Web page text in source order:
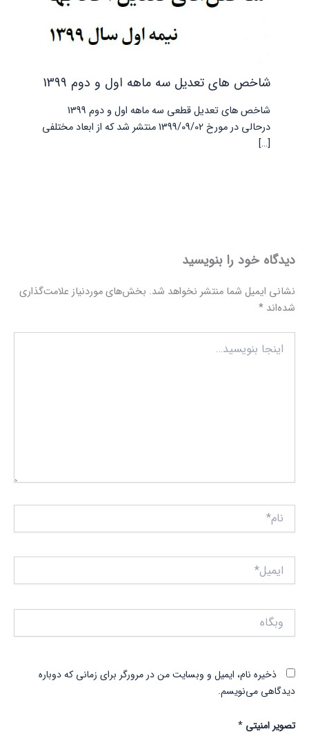
شاخص های تعدیل سه ماهه اول و دوم 1399
شاخص های تعدیل قطعی سه ماهه اول و دوم 1399
درحالی در مورخ 1399/09/02 منتشر شد که از ابعاد مختلفی
[…]
دیدگاه‌ خود را بنویسید
نشانی ایمیل شما منتشر نخواهد شد. بخش‌های موردنیاز علامت‌گذاری
شده‌اند *
بنویسید…
نام*
ایمیل*
ذخیره نام، ایمیل و وبسایت من در مرورگر برای زمانی که دوباره
دیدگاهی می‌نویسم.
تصویر امنیتی *